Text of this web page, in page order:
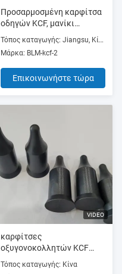
Προσαρμοσμένη καρφίτσα
οδηγών KCF, μανίκι
οδηγών KCF για το καρύδι
και συγκόλληση
μπουλονιών
Τόπος καταγωγής: Jiangsu, Κίνα (ηπειρωτική χώρα)
Μάρκα: BLM-kcf-2
Επικοινωνήστε τώρα
VIDEO
καρφίτσες
οξυγονοκολλητών KCF
σημείων 20mm 30mm για
τα καρύδια συγκόλλησης
Τόπος καταγωγής: Κίνα